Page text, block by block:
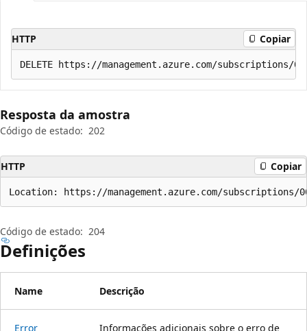
HTTP Copiar
Resposta da amostra
Código de estado: 202
HTTP Copiar
Location: https://management.azure.com/subscriptions/
Código de estado: 204
Definições
Name Descrição
Error
Informações adicionais sobre o erro de